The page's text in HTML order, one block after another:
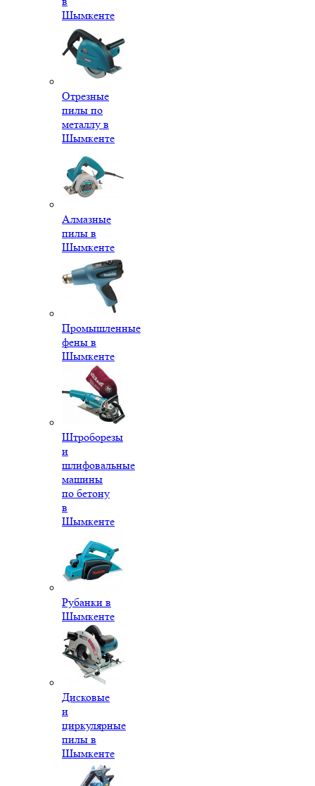
Шымкенте
Отрезные
пилы по
металлу в
Шымкенте
Алмазные
пилы в
Шымкенте
Промышленные
фены в
Шымкенте
Штроборезы
и
шлифовальные
машины
по бетону
в
Шымкенте
Рубанки в
Шымкенте
Дисковые
и
циркулярные
пилы в
Шымкенте